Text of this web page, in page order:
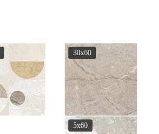
30x60
5x60